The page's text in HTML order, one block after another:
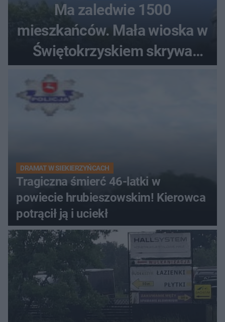
Ma zaledwie 1500
mieszkańców. Mała wioska w
Świętokrzyskiem skrywa
zabytki, bywał tu nawet król
DRAMAT W SIEKIERZYŃCACH
Tragiczna śmierć 46-latki w
powiecie hrubieszowskim! Kierowca
potrącił ją i uciekł